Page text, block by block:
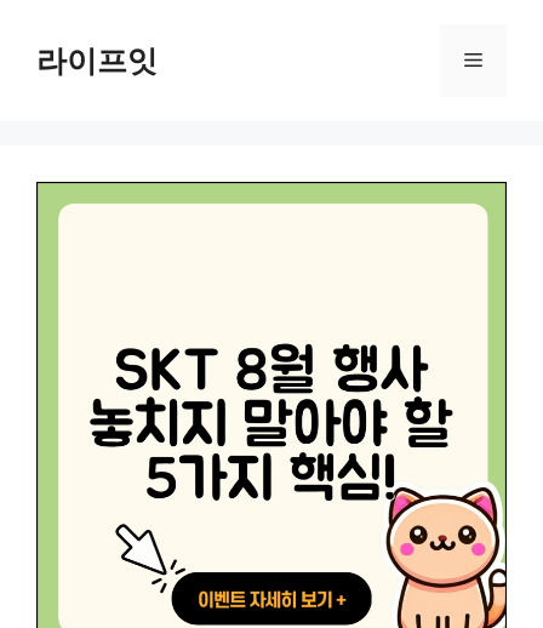
content라이프잇 Menu